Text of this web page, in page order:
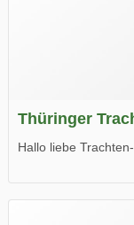
Thüringer
Hallo liebe
Wir wünschen Euch